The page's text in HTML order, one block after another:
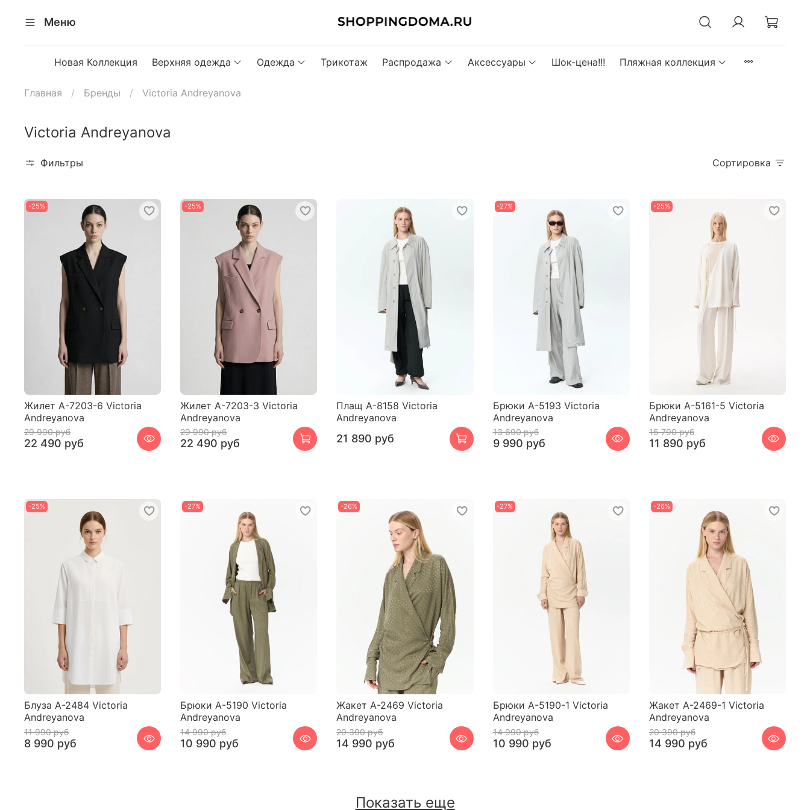
Меню
Новая Коллекция Верхняя одежда Одежда Трикотаж Распродажа Аксессуары Шок-цена!!! Пляжная коллекция
Главная Бренды Victoria Andreyanova
Victoria Andreyanova
Фильтры Сортировка
-25%
Жилет A-7203-6 Victoria
Andreyanova
29 990 руб
22 490 руб
-25%
Жилет A-7203-3 Victoria
Andreyanova
29 990 руб
22 490 руб
Плащ A-8158 Victoria
Andreyanova
21 890 руб
-27%
Брюки A-5193 Victoria
Andreyanova
13 690 руб
9 990 руб
-25%
Брюки A-5161-5 Victoria
Andreyanova
15 790 руб
11 890 руб
-25%
Блуза A-2484 Victoria
Andreyanova
11 990 руб
8 990 руб
-27%
Брюки A-5190 Victoria
Andreyanova
14 990 руб
10 990 руб
-26%
Жакет A-2469 Victoria
Andreyanova
20 390 руб
14 990 руб
-27%
Брюки A-5190-1 Victoria
Andreyanova
14 990 руб
10 990 руб
-26%
Жакет A-2469-1 Victoria
Andreyanova
20 390 руб
14 990 руб
Показать еще